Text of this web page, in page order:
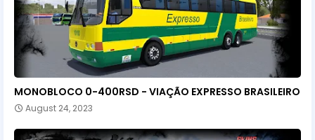
MONOBLOCO 0-400RSD - VIAÇÃO EXPRESSO BRASILEIRO
August 24, 2023